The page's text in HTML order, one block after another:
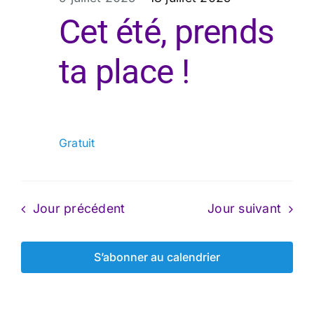
juillet
2025
Cet été, prends
ta place !
Gratuit
Jour précédent Jour suivant
S’abonner au calendrier